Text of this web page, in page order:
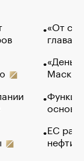
«От
глава
Маск в
основ
ЕС
нефти